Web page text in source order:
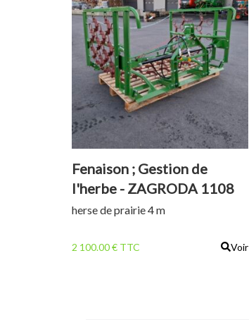
Fenaison ; Gestion de
l'herbe - ZAGRODA 1108
RX 4 M
herse de prairie 4 m
2 100.00 € TTC Voir